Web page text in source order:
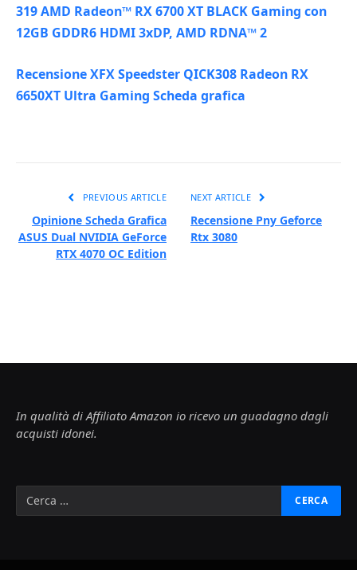
319 AMD Radeon™ RX 6700 XT BLACK Gaming con
12GB GDDR6 HDMI 3xDP, AMD RDNA™ 2
Recensione XFX Speedster QICK308 Radeon RX
6650XT Ultra Gaming Scheda grafica
PREVIOUS ARTICLE
Opinione Scheda Grafica
ASUS Dual NVIDIA GeForce
RTX 4070 OC Edition
NEXT ARTICLE
Recensione Pny Geforce
Rtx 3080
In qualità di Affiliato Amazon io ricevo un guadagno dagli
acquisti idonei.